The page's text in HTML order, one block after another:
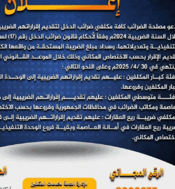
(نحن لا نهزم) بث مباشر
يوليو 28, 2026
تستمعون لبرنامج (هندسة الوهم)
يوليو 28, 2026
مؤتمر صحفي لمركز عين الإنسانية حول
العدوان على اليمن
يوليو 27, 2026